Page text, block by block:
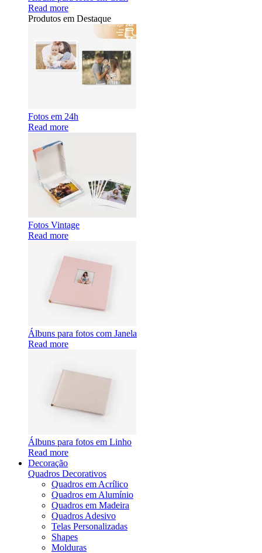
Read more
Produtos em Destaque
Fotos em 24h
Read more
Fotos Vintage
Read more
Álbuns para fotos com Janela
Read more
Álbuns para fotos em Linho
Read more
Decoração
Quadros Decorativos
Quadros em Acrílico
Quadros em Alumínio
Quadros em Madeira
Quadros Adesivo
Telas Personalizadas
Shapes
Molduras